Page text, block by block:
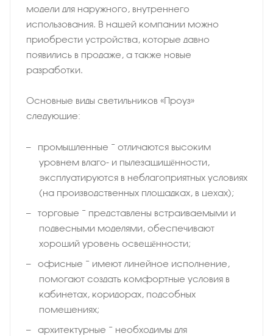
модели для наружного, внутреннего
использования. В нашей компании можно
приобрести устройства, которые давно
появились в продаже, а также новые
разработки.
Основные виды светильников «Проуз»
следующие:
промышленные − отличаются высоким
уровнем влаго- и пылезащищённости,
эксплуатируются в неблагоприятных условиях
(на производственных площадках, в цехах);
торговые − представлены встраиваемыми и
подвесными моделями, обеспечивают
хороший уровень освещённости;
офисные − имеют линейное исполнение,
помогают создать комфортные условия в
кабинетах, коридорах, подсобных
помещениях;
архитектурные − необходимы для